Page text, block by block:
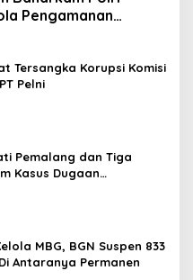
Pengamanan
Tersangka Korupsi Komisi
Pelni
Pemalang dan Tiga
Kasus Dugaan
MBG, BGN Suspen 833
Antaranya Permanen